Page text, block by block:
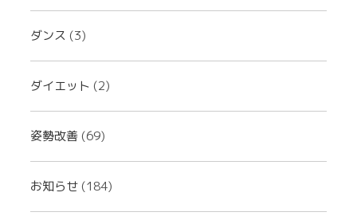
ダンス (3)
ダイエット (2)
姿勢改善 (69)
お知らせ (184)